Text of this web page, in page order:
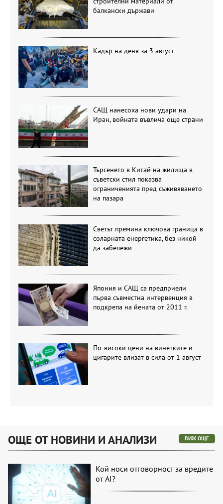
балкански държави
Кадър на деня за 3 август
САЩ нанесоха нови удари на
Иран, войната въвлича още страни
Търсенето в Китай на жилища в
съветски стил показва
ограниченията пред съживяването
на пазара
Светът премина ключова граница в
соларната енергетика, без никой
да забележи
Япония и САЩ са предприели
първа съвместна интервенция в
подкрепа на йената от 2011 г.
По-високи цени на винетките и
цигарите влизат в сила от 1 август
ОЩЕ ОТ НОВИНИ И АНАЛИЗИ ВИЖ ОЩЕ
Кой носи отговорност за вредите
от AI?